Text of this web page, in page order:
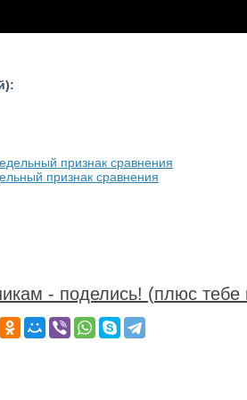
признак сравнения
- поделись! (плюс тебе